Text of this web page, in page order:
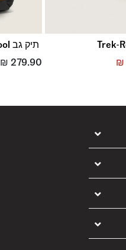
₪
תיק גב New Skool
₪ 279.90